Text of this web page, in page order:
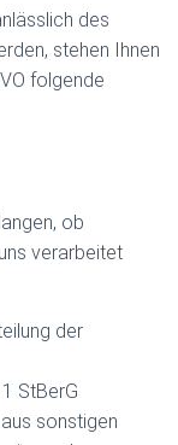
des
stehen Ihnen
folgende
ob
verarbeitet
der
StBerG
sonstigen